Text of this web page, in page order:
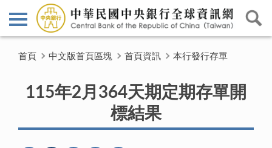
首頁 中文版首頁區塊 首頁資訊 本行發行存單
115年2月364天期定期存單開
標結果